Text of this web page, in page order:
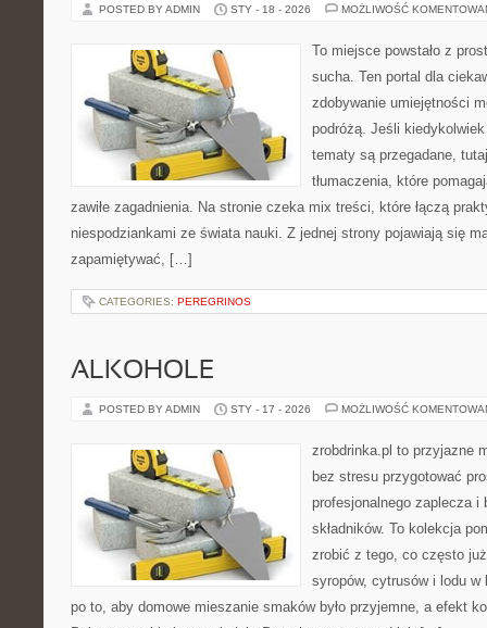
POSTED BY ADMIN STY - 18 - 2026 MOŻLIWOŚĆ
To miejsce powstało z
sucha. Ten portal dla
zdobywanie umiejętności
podróżą. Jeśli
tematy są przegadane,
tłumaczenia, które
zawiłe zagadnienia. Na stronie czeka mix treści, które łączą
niespodziankami ze świata nauki. Z jednej strony pojawiają się
zapamiętywać, […]
CATEGORIES: PEREGRINOS
ALKOHOLE
POSTED BY ADMIN STY - 17 - 2026 MOŻLIWOŚĆ
zrobdrinka.pl to przyjazne
bez stresu przygotować
profesjonalnego zaplecza i
składników. To kolekcja
zrobić z tego, co często
syropów, cytrusów i lodu w
po to, aby domowe mieszanie smaków było przyjemne, a efekt